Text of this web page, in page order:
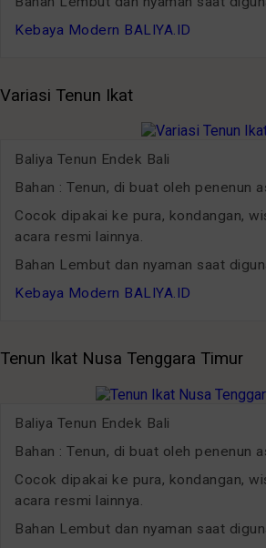
Kebaya Modern BALIYA.ID
Variasi Tenun Ikat
Baliya Tenun Endek Bali
Bahan : Tenun, di buat oleh penenun
Cocok dipakai ke pura, kondangan,
acara resmi lainnya.
Bahan Lembut dan nyaman saat
Kebaya Modern BALIYA.ID
Tenun Ikat Nusa Tenggara Timur
Baliya Tenun Endek Bali
Bahan : Tenun, di buat oleh penenun
Cocok dipakai ke pura, kondangan,
acara resmi lainnya.
Bahan Lembut dan nyaman saat